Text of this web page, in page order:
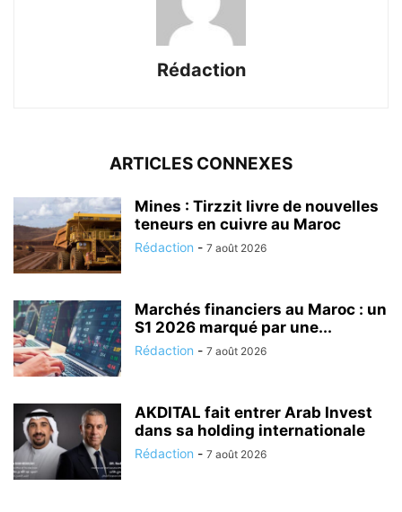
Rédaction
ARTICLES CONNEXES
Mines : Tirzzit livre de nouvelles
teneurs en cuivre au Maroc
Rédaction - 7 août 2026
Marchés financiers au Maroc : un
S1 2026 marqué par une...
Rédaction - 7 août 2026
AKDITAL fait entrer Arab Invest
dans sa holding internationale
Rédaction - 7 août 2026